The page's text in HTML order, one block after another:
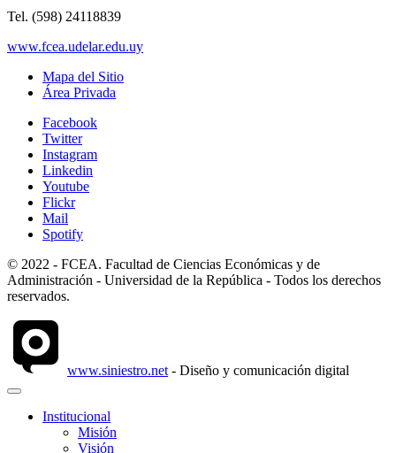
Tel. (598) 24118839
www.fcea.udelar.edu.uy
Mapa del Sitio
Área Privada
Facebook
Twitter
Instagram
Linkedin
Youtube
Flickr
Mail
Spotify
© 2022 - FCEA. Facultad de Ciencias Económicas y de
Administración - Universidad de la República - Todos los derechos
reservados.
www.siniestro.net - Diseño y comunicación digital
Institucional
Misión
Visión